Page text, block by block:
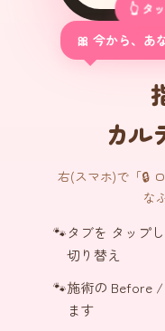
👆 タ
🎀 今から、あ
カル
右(スマホ)で「🔒
な
タブを タップ
切り替え
施術の Before
ます